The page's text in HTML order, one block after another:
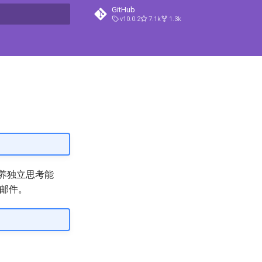
GitHub
v10.0.2 7.1k 1.3k
独立思考能
件。